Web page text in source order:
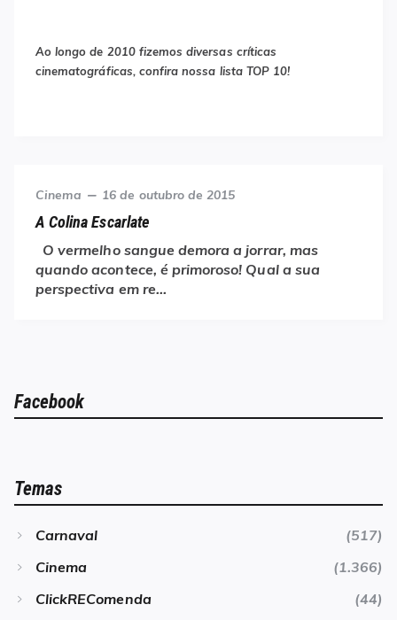
Ao longo de 2010 fizemos diversas críticas
cinematográficas, confira nossa lista TOP 10!
Category
Cinema
Posted
16 de outubro de 2015
A Colina Escarlate
O vermelho sangue demora a jorrar, mas
quando acontece, é primoroso! Qual a sua
perspectiva em re…
Facebook
Temas
Carnaval
(517)
Cinema
(1.366)
ClickREComenda
(44)